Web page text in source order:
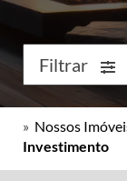
Filtrar
» Nossos
Investimento